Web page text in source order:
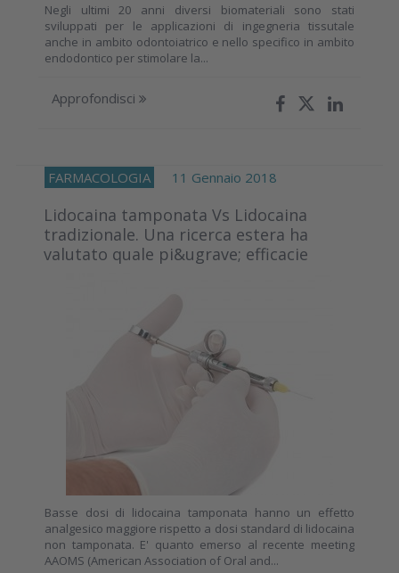
Negli ultimi 20 anni diversi biomateriali sono stati
sviluppati per le applicazioni di ingegneria tissutale
anche in ambito odontoiatrico e nello specifico in ambito
endodontico per stimolare la...
Approfondisci
FARMACOLOGIA 11 Gennaio 2018
Lidocaina tamponata Vs Lidocaina
tradizionale. Una ricerca estera ha
valutato quale pi&ugrave; efficacie
Basse dosi di lidocaina tamponata hanno un effetto
analgesico maggiore rispetto a dosi standard di lidocaina
non tamponata. E' quanto emerso al recente meeting
AAOMS (American Association of Oral and...